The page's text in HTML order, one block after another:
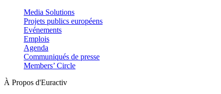
Media Solutions
Projets publics européens
Evénements
Emplois
Agenda
Communiqués de presse
Members’ Circle
À Propos d'Euractiv